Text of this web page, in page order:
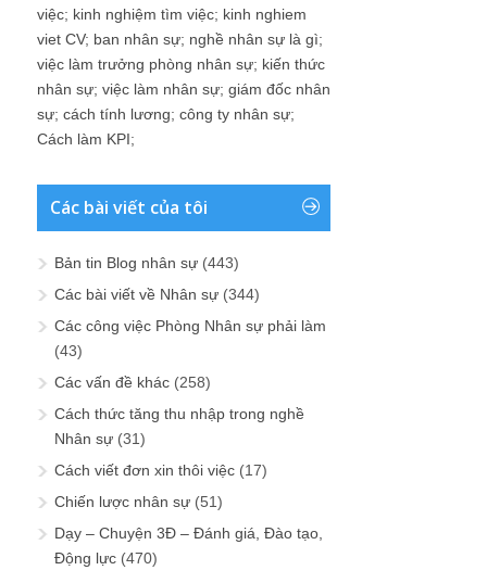
việc; kinh nghiệm tìm việc; kinh nghiem
viet CV; ban nhân sự; nghề nhân sự là gì;
việc làm trưởng phòng nhân sự; kiến thức
nhân sự; việc làm nhân sự; giám đốc nhân
sự; cách tính lương; công ty nhân sự;
Cách làm KPI;
Các bài viết của tôi
Bản tin Blog nhân sự (443)
Các bài viết về Nhân sự (344)
Các công việc Phòng Nhân sự phải làm
(43)
Các vấn đề khác (258)
Cách thức tăng thu nhập trong nghề
Nhân sự (31)
Cách viết đơn xin thôi việc (17)
Chiến lược nhân sự (51)
Dạy – Chuyện 3Đ – Đánh giá, Đào tạo,
Động lực (470)